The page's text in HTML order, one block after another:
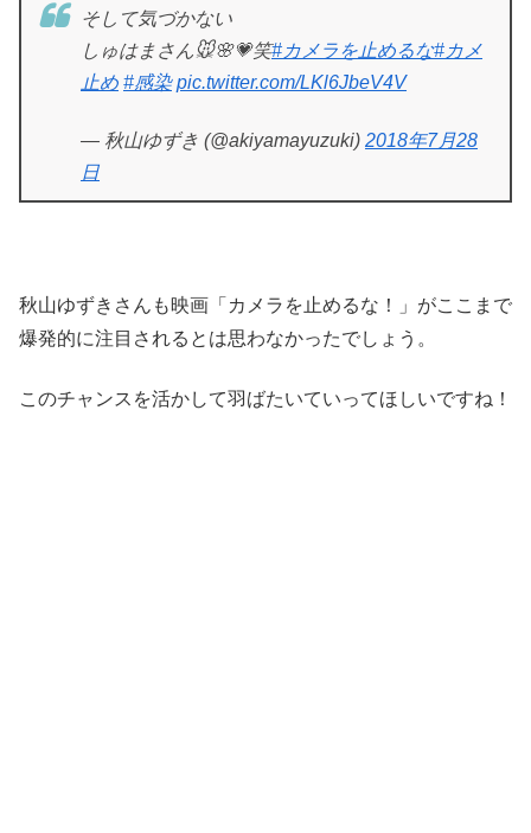
そして気づかない
しゅはまさん🐭🌸💗笑#カメラを止めるな#カメ
止め #感染 pic.twitter.com/LKl6JbeV4V
— 秋山ゆずき (@akiyamayuzuki) 2018年7月28
日
秋山ゆずきさんも映画「カメラを止めるな！」がここまで
爆発的に注目されるとは思わなかったでしょう。
このチャンスを活かして羽ばたいていってほしいですね！